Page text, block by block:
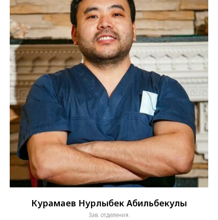
Курамаев Нурлыбек Абильбекулы
Зав. отделения.